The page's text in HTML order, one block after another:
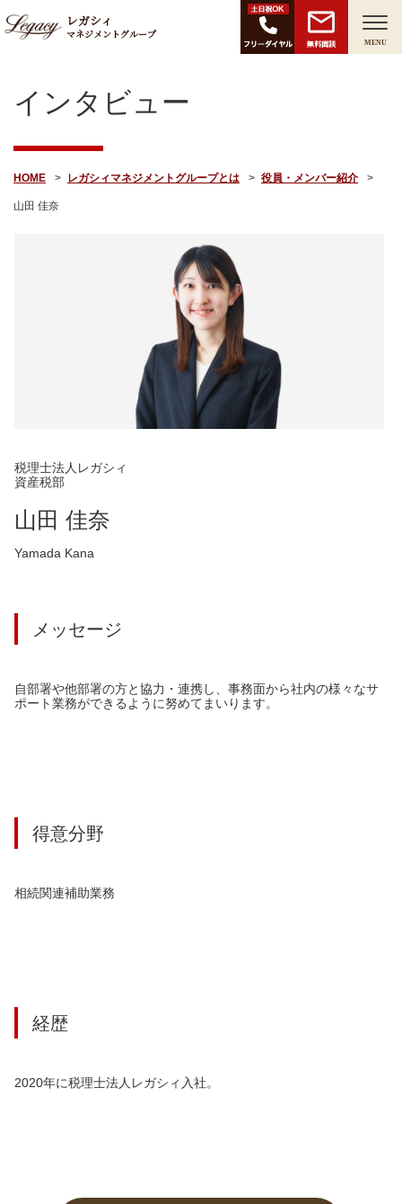
レガシィ
マネジメントグループ
無料面談 MENU
インタビュー
HOME レガシィマネジメントグループとは 役員・メンバー紹介
山田 佳奈
税理士法人レガシィ
資産税部
山田 佳奈
Yamada Kana
メッセージ
自部署や他部署の方と協力・連携し、事務面から社内の様々なサ
ポート業務ができるように努めてまいります。
得意分野
相続関連補助業務
経歴
2020年に税理士法人レガシィ入社。